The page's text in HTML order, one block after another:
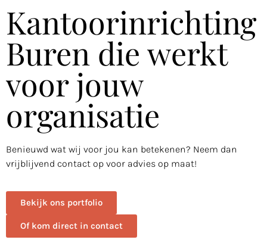
Kantoorinrichting
Buren die werkt
voor jouw
organisatie
Benieuwd wat wij voor jou kan betekenen? Neem dan
vrijblijvend contact op voor advies op maat!
Bekijk ons portfolio
Of kom direct in contact